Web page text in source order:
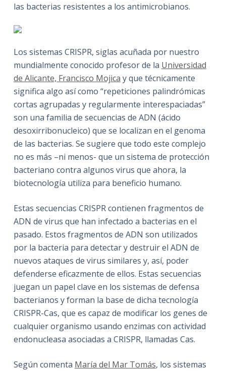
las bacterias resistentes a los antimicrobianos.
Los sistemas CRISPR, siglas acuñada por nuestro
mundialmente conocido profesor de la Universidad
de Alicante, Francisco Mojica y que técnicamente
significa algo así como “repeticiones palindrómicas
cortas agrupadas y regularmente interespaciadas”
son una familia de secuencias de ADN (ácido
desoxirribonucleico) que se localizan en el genoma
de las bacterias. Se sugiere que todo este complejo
no es más –ni menos- que un sistema de protección
bacteriano contra algunos virus que ahora, la
biotecnología utiliza para beneficio humano.
Estas secuencias CRISPR contienen fragmentos de
ADN de virus que han infectado a bacterias en el
pasado. Estos fragmentos de ADN son utilizados
por la bacteria para detectar y destruir el ADN de
nuevos ataques de virus similares y, así, poder
defenderse eficazmente de ellos. Estas secuencias
juegan un papel clave en los sistemas de defensa
bacterianos y forman la base de dicha tecnología
CRISPR-Cas, que es capaz de modificar los genes de
cualquier organismo usando enzimas con actividad
endonucleasa asociadas a CRISPR, llamadas Cas.
Según comenta María del Mar Tomás, los sistemas